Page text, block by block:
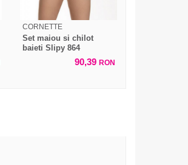
CORNETTE
Set maiou si chilot
baieti Slipy 864
90,39 RON